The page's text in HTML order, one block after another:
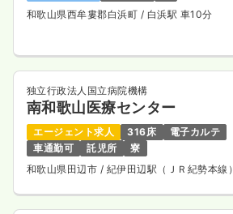
和歌山県西牟婁郡白浜町 / 白浜駅 車10分
独立行政法人国立病院機構
南和歌山医療センター
エージェント求人 316床
電子カルテ
車通勤可
託児所
寮
和歌山県田辺市 / 紀伊田辺駅（ＪＲ紀勢本線